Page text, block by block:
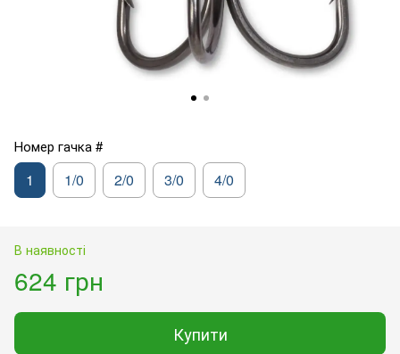
Номер гачка #
1 1/0 2/0 3/0 4/0
В наявності
624 грн
Купити